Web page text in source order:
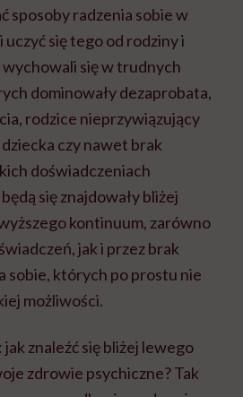
sposoby radzenia sobie w
się tego od rodziny i
wychowali się w trudnych
dominowały dezaprobata,
rodzice nieprzywiązujący
czy nawet brak
doświadczeniach
się znajdowały bliżej
kontinuum, zarówno
jak i przez brak
sobie, których po prostu nie
możliwości.
znaleźć się bliżej lewego
zdrowie psychiczne? Tak